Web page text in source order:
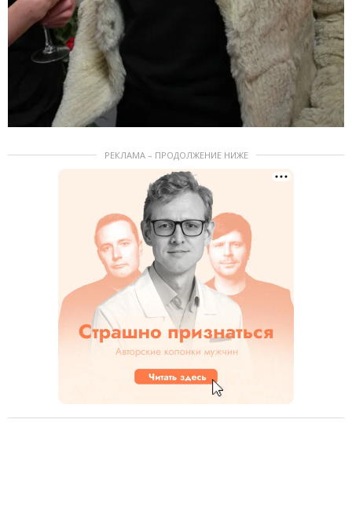
РЕКЛАМА – ПРОДОЛЖЕНИЕ НИЖЕ